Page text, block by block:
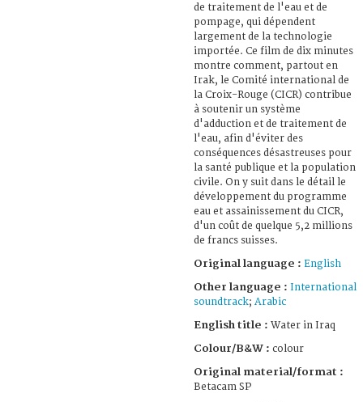
de traitement de l'eau et de
pompage, qui dépendent
largement de la technologie
importée. Ce film de dix minutes
montre comment, partout en
Irak, le Comité international de
la Croix-Rouge (CICR) contribue
à soutenir un système
d'adduction et de traitement de
l'eau, afin d'éviter des
conséquences désastreuses pour
la santé publique et la population
civile. On y suit dans le détail le
développement du programme
eau et assainissement du CICR,
d'un coût de quelque 5,2 millions
de francs suisses.
Original language : English
Other language : International
soundtrack; Arabic
English title : Water in Iraq
Colour/B&W : colour
Original material/format :
Betacam SP